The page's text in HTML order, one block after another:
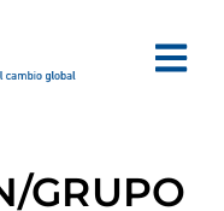
GRUPO